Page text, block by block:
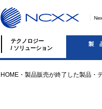
テクノロジー
/ ソリューション
製
HOME ・ 製品販売が終了した製品 ・